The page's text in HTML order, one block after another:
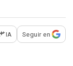
para
IA Seguir en